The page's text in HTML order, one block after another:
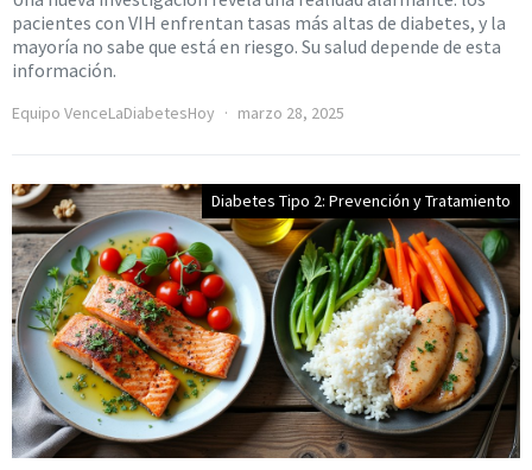
pacientes con VIH enfrentan tasas más altas de diabetes, y la
mayoría no sabe que está en riesgo. Su salud depende de esta
información.
Equipo VenceLaDiabetesHoy marzo 28, 2025
Diabetes Tipo 2: Prevención y Tratamiento